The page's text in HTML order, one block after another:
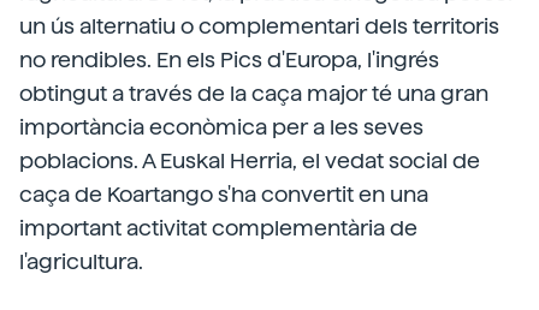
un ús alternatiu o complementari dels territoris
no rendibles. En els Pics d'Europa, l'ingrés
obtingut a través de la caça major té una gran
importància econòmica per a les seves
poblacions. A Euskal Herria, el vedat social de
caça de Koartango s'ha convertit en una
important activitat complementària de
l'agricultura.